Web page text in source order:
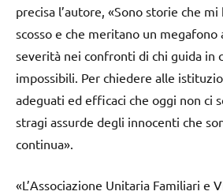
precisa l’autore, «Sono storie che
scosso e che meritano un megafono
severità nei confronti di chi guida in
impossibili. Per chiedere alle
adeguati ed efficaci che oggi non ci
stragi assurde degli innocenti che
continua».
«L’Associazione Unitaria Familiari e